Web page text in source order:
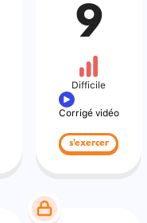
9
Difficile
Corrigé vidéo
s'exercer